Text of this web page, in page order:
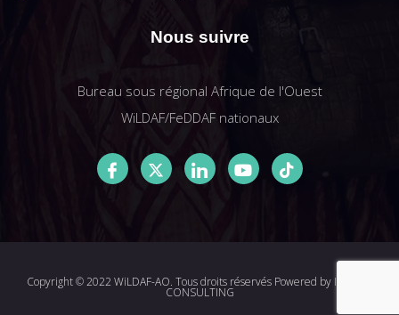
Nous suivre
Bureau sous régional Afrique de l'Ouest
WiLDAF/FeDDAF nationaux
Copyright © 2022 WiLDAF-AO. Tous droits réservés Powered by I-MEDIA
CONSULTING